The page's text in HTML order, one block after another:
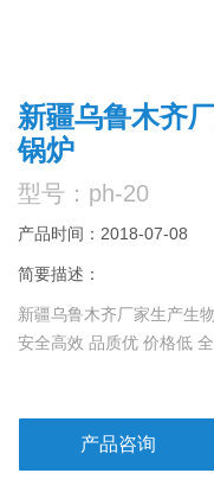
新疆乌鲁木齐
锅炉
型号：ph-20
产品时间：2018-07-08
简要描述：
新疆乌鲁木齐厂家生产生
安全高效 品质优 价格低
产品咨询